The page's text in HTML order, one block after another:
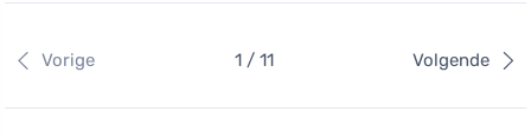
Vorige 1 / 11 Volgende